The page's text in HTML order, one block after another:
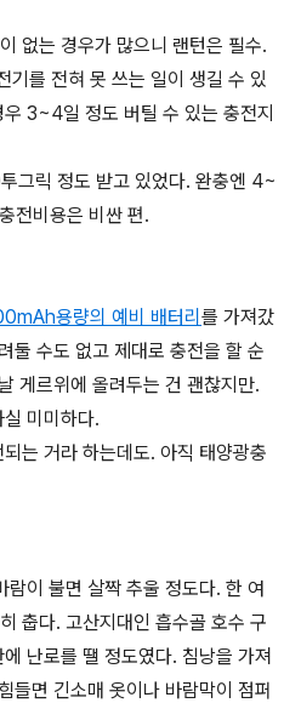
없는 경우가 많으니 랜턴은 필수.
를 전혀 못 쓰는 일이 생길 수 있
3~4일 정도 버틸 수 있는 충전지
그릭 정도 받고 있었다. 완충엔 4~
전비용은 비싼 편.
용량의 예비 배터리 를 가져갔
둘 수도 없고 제대로 충전을 할 순
게르위에 올려두는 건 괜찮지만.
미미하다.
는 거라 하는데도. 아직 태양광충
람이 불면 살짝 추울 정도다. 한 여
춥다. 고산지대인 흡수골 호수 구
난로를 땔 정도였다. 침낭을 가져
들면 긴소매 옷이나 바람막이 점퍼